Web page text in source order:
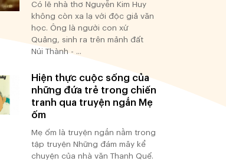
Có lẽ nhà thơ Nguyễn Kim Huy
không còn xa lạ với độc giả văn
học. Ông là người con xứ
Quảng, sinh ra trên mảnh đất
Núi Thành - ...
Hiện thực cuộc sống của
những đứa trẻ trong chiến
tranh qua truyện ngắn Mẹ
ốm
Mẹ ốm là truyện ngắn nằm trong
tập truyện Những đám mây kể
chuyện của nhà văn Thanh Quế.